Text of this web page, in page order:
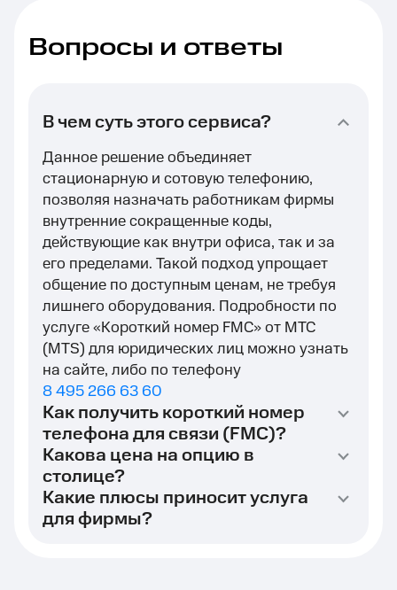
Вопросы и ответы
В чем суть этого сервиса?
Данное решение объединяет
стационарную и сотовую телефонию,
позволяя назначать работникам фирмы
внутренние сокращенные коды,
действующие как внутри офиса, так и за
его пределами. Такой подход упрощает
общение по доступным ценам, не требуя
лишнего оборудования. Подробности по
услуге «Короткий номер FMC» от МТС
(MTS) для юридических лиц можно узнать
на сайте, либо по телефону
8 495 266 63 60
Как получить короткий номер
телефона для связи (FMC)?
Какова цена на опцию в
столице?
Какие плюсы приносит услуга
для фирмы?